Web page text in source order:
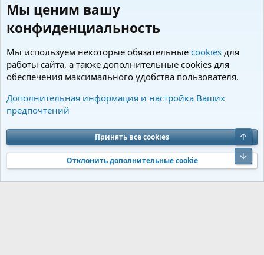
Теги
Cookies Charm by DCom
Обратная связь
Условия и правила
Политика конфиденциальности
Помощь
S
S
Community platform by XenForo® © 2010-2026 XenForo Ltd. Перевод от
Jumuro®|Media embeds via s9e/MediaSites
Мы ценим вашу
конфиденциальность
Мы используем некоторые обязательные cookies для
работы сайта, а также дополнительные cookies для
обеспечения максимального удобства пользователя.
Дополнительная информация и настройка Ваших
предпочтений
Принять все cookies
Отклонить дополнительные cookie
Верх
Низ